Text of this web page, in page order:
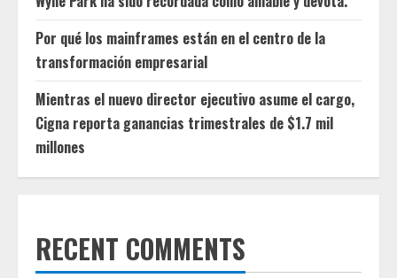
Por qué los mainframes están en el centro de la
transformación empresarial
Mientras el nuevo director ejecutivo asume el cargo,
Cigna reporta ganancias trimestrales de $1.7 mil
millones
RECENT COMMENTS